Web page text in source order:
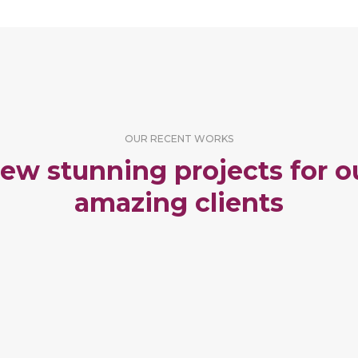
OUR RECENT WORKS
stunning projects for
amazing clients